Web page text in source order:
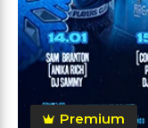
Premium